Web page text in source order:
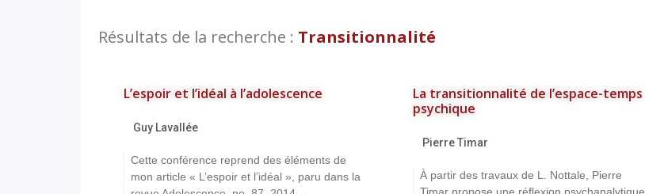
Résultats de la recherche : Transitionnalité
L’espoir et l’idéal à l’adolescence
Guy Lavallée
Cette conférence reprend des éléments de
mon article « L’espoir et l’idéal », paru dans la
La transitionnalité de l’espace-temps
psychique
Pierre Timar
À partir des travaux de L. Nottale, Pierre